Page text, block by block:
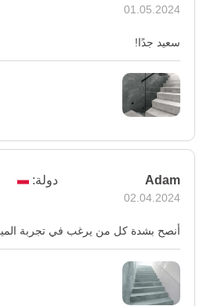
01.05.2024
سعيد جدًا!
Adam
02.04.2024
دولة:
أنصح بشدة كل من يرغب في تجربة